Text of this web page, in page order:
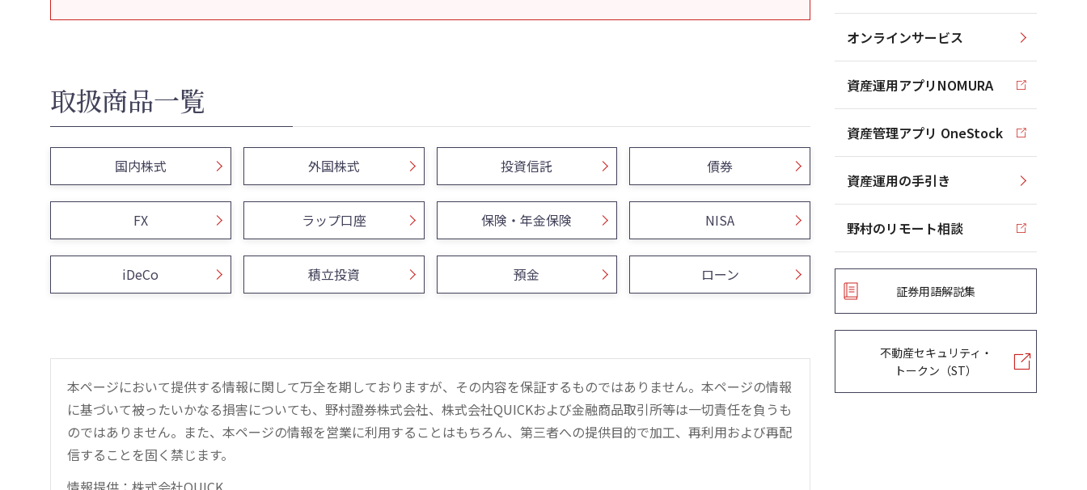
取扱商品一覧
国内株式 外国株式 投資信託 債券
FX ラップ口座 保険・年金保険 NISA
iDeCo 積立投資 預金 ローン
本ページにおいて提供する情報に関して万全を期しておりますが、その内容を保証するものではありません。本ページの情報
に基づいて被ったいかなる損害についても、野村證券株式会社、株式会社QUICKおよび金融商品取引所等は一切責任を負うも
のではありません。また、本ページの情報を営業に利用することはもちろん、第三者への提供目的で加工、再利用および再配
信することを固く禁じます。
オンラインサービス
資産運用アプリNOMURA
資産管理アプリ OneStock
資産運用の手引き
野村のリモート相談
証券用語解説集
不動産セキュリティ・
トークン（ST）